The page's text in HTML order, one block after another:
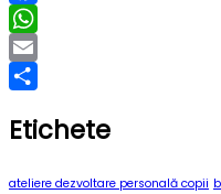
Facebook
WhatsApp
Email
Etichete
ateliere dezvoltare personală copii